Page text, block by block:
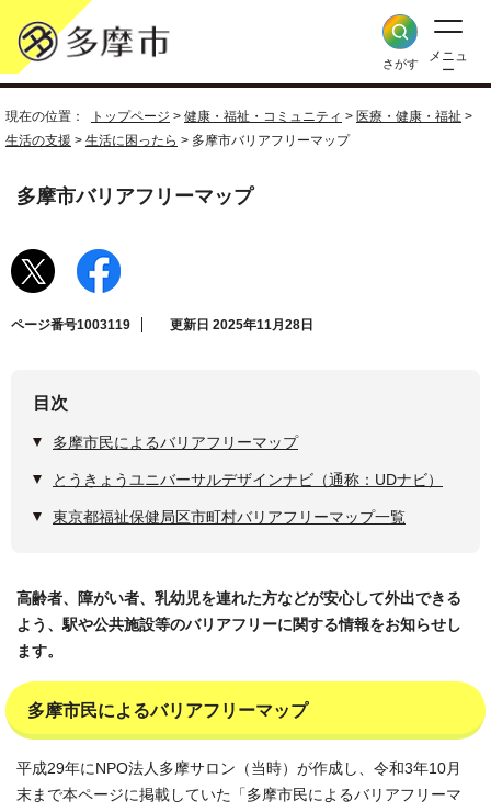
さがす
メニュ
ー
現在の位置： トップページ > 健康・福祉・コミュニティ > 医療・健康・福祉 >
生活の支援 > 生活に困ったら > 多摩市バリアフリーマップ
多摩市バリアフリーマップ
ページ番号1003119 更新日 2025年11月28日
目次
多摩市民によるバリアフリーマップ
とうきょうユニバーサルデザインナビ（通称：UDナビ）
東京都福祉保健局区市町村バリアフリーマップ一覧
高齢者、障がい者、乳幼児を連れた方などが安心して外出できる
よう、駅や公共施設等のバリアフリーに関する情報をお知らせし
ます。
多摩市民によるバリアフリーマップ
平成29年にNPO法人多摩サロン（当時）が作成し、令和3年10月
末まで本ページに掲載していた「多摩市民によるバリアフリーマ